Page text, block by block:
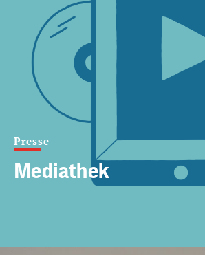
Presse
Mediathek